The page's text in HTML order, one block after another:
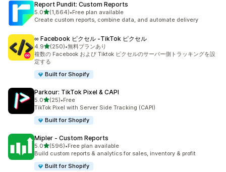
Report Pundit: Custom Reports
5.05つ星中
(1,864)
合計レビュー数：1864件
•Free plan available
Create custom reports, combine data, and automate delivery
∞ Facebook ピクセル ‑TikTok ピクセル
4.95つ星中
(250)
合計レビュー数：250件
•無料プランあり
複数の Facebook および Tiktok ピクセルのサーバー側トラッキングを設
定する
Built for Shopify
Parkour: TikTok Pixel & CAPI
5.05つ星中
(25)
合計レビュー数：25件
•Free
TikTok Pixel with Server Side Tracking (CAPI)
Built for Shopify
Mipler ‑ Custom Reports
5.05つ星中
(596)
合計レビュー数：596件
•Free plan available
Build custom reports & analytics for sales, inventory & profit
Built for Shopify